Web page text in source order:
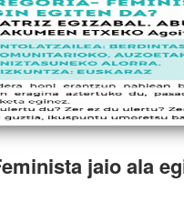
jaio ala